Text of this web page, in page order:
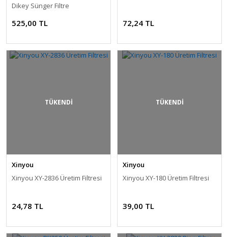
Dikey Sünger Filtre
525,00 TL 72,24 TL
TÜKENDİ
Xinyou
Xinyou XY-2836 Üretim Filtresi
24,78 TL
TÜKENDİ
Xinyou
Xinyou XY-180 Üretim Filtresi
39,00 TL